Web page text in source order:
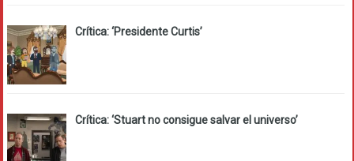
Crítica: ‘Presidente Curtis’
Crítica: ‘Stuart no consigue salvar el universo’